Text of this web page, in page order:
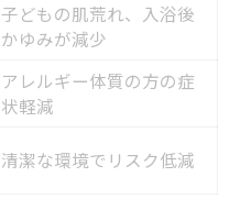
子どもの肌荒れ、入浴後
かゆみが減少
アレルギー体質の方の症
状軽減
清潔な環境でリスク低減